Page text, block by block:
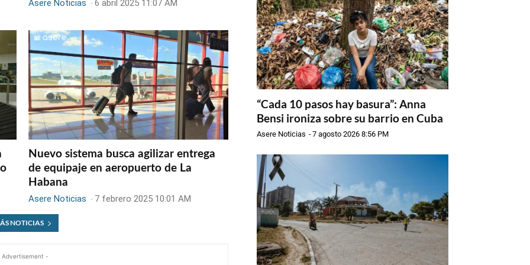
Asere Noticias -6 abril 2025 11:07 AM
Nuevo sistema busca agilizar entrega
de equipaje en aeropuerto de La
Habana
Asere Noticias - 7 febrero 2025 10:01 AM
NOTICIAS
-
“Cada 10 pasos hay basura”: Anna
Bensi ironiza sobre su barrio en Cuba
Asere Noticias -7 agosto 2026 8:56 PM